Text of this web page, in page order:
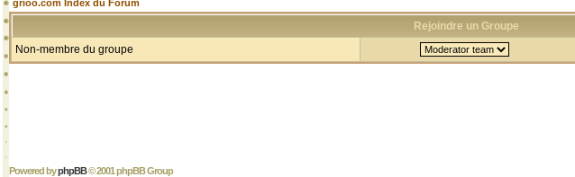
grioo.com Index du Forum
Rejoindre un Groupe
Non-membre du groupe
Powered byphpBB© 2001 phpBB Group